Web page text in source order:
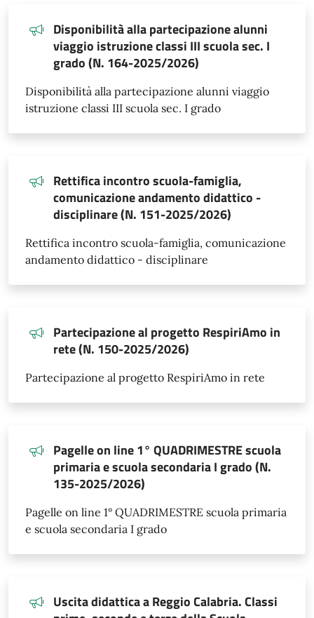
Disponibilità alla partecipazione alunni
viaggio istruzione classi III scuola sec. I
grado (N. 164-2025/2026)
Disponibilità alla partecipazione alunni viaggio
istruzione classi III scuola sec. I grado
Rettifica incontro scuola-famiglia,
comunicazione andamento didattico -
disciplinare (N. 151-2025/2026)
Rettifica incontro scuola-famiglia, comunicazione
andamento didattico - disciplinare
Partecipazione al progetto RespiriAmo in
rete (N. 150-2025/2026)
Partecipazione al progetto RespiriAmo in rete
Pagelle on line 1° QUADRIMESTRE scuola
primaria e scuola secondaria I grado (N.
135-2025/2026)
Pagelle on line 1° QUADRIMESTRE scuola primaria
e scuola secondaria I grado
Uscita didattica a Reggio Calabria. Classi